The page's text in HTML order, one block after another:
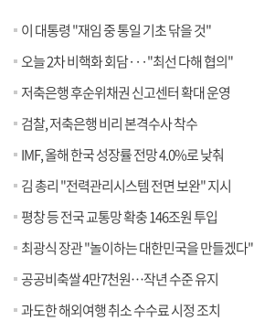
이 대통령 "재임 중 통일 기초 닦을 것"
오늘 2차 비핵화 회담···"최선 다해 협의"
저축은행 후순위채권 신고센터 확대 운영
검찰, 저축은행 비리 본격수사 착수
IMF, 올해 한국 성장률 전망 4.0%로 낮춰
김 총리 "전력관리시스템 전면 보완" 지시
평창 등 전국 교통망 확충 146조원 투입
최광식 장관 "놀이하는 대한민국을 만들겠다"
공공비축쌀 4만7천원…작년 수준 유지
과도한 해외여행 취소 수수료 시정 조치